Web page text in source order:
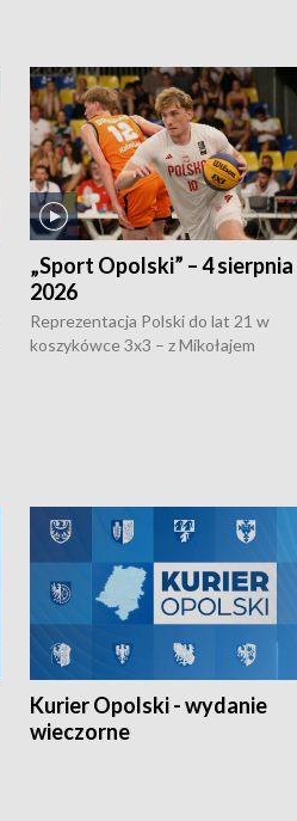
„Sport Opolski” – 4 sierpnia
2026
Reprezentacja Polski do lat 21 w
koszykówce 3x3 – z Mikołajem
Kurier Opolski - wydanie
wieczorne